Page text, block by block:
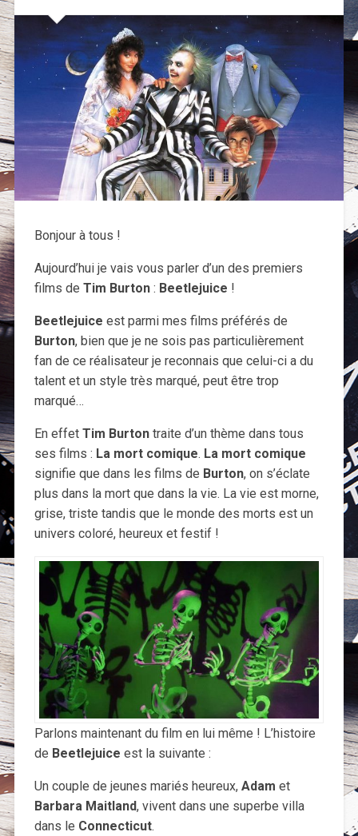
Bonjour à tous !
Aujourd’hui je vais vous parler d’un des premiers
films de Tim Burton: Beetlejuice !
Beetlejuice est parmi mes films préférés de
Burton, bien que je ne sois pas particulièrement
fan de ce réalisateur je reconnais que celui-ci a du
talent et un style très marqué, peut être trop
marqué…
En effet Tim Burtontraite d’un thème dans tous
ses films : La mort comique. La mort comique
signifie que dans les films de Burton, on s’éclate
plus dans la mort que dans la vie. La vie est morne,
grise, triste tandis que le monde des morts est un
univers coloré, heureux et festif !
Parlons maintenant du film en lui même ! L’histoire
de Beetlejuice est la suivante :
Un couple de jeunes mariés heureux, Adam et
Barbara Maitland, vivent dans une superbe villa
dans le Connecticut.